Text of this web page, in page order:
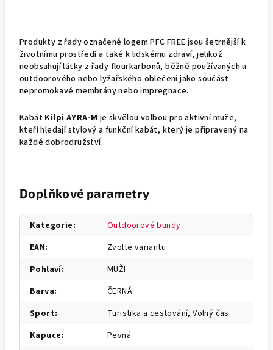
Produkty z řady označené logem PFC FREE jsou šetrnější k
životnímu prostředí a také k lidskému zdraví, jelikož
neobsahují látky z řady flourkarbonů, běžně používaných u
outdoorového nebo lyžařského oblečení jako součást
nepromokavé membrány nebo impregnace.
Kabát Kilpi AYRA-M je skvělou volbou pro aktivní muže,
kteří hledají stylový a funkční kabát, který je připravený na
každé dobrodružství.
Doplňkové parametry
Kategorie:
Outdoorové bundy
EAN:
Zvolte variantu
Pohlaví:
MUŽI
Barva:
ČERNÁ
Sport:
Turistika a cestování, Volný čas
Kapuce:
Pevná